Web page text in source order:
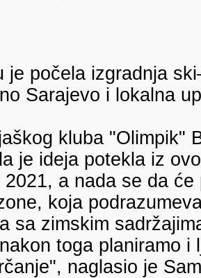
je počela izgradnja
Sarajevo i lokalna
kluba "Olimpik"
je ideja potekla iz
2021, a nada se da
koja
sa zimskim
toga planiramo
naglasio je